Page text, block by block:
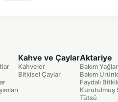
Kahve ve Çaylar
Kahveler
Bitkisel Çaylar
Aktariye
Bakım
Bakım
Faydalı
Kurutulmuş
Tütsü